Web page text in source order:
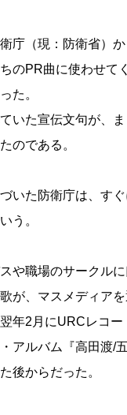
庁（現：防衛省）
のPR曲に使わせて
た。
いた宣伝文句が、
のである。
いた防衛庁は、す
う。
や職場のサークル
が、マスメディア
年2月にURCレコー
アルバム『高田渡/
後からだった。